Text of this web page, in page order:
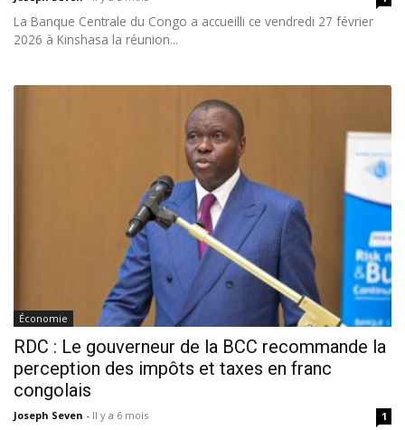
La Banque Centrale du Congo a accueilli ce vendredi 27 février
2026 à Kinshasa la réunion...
Économie
RDC : Le gouverneur de la BCC recommande la
perception des impôts et taxes en franc
congolais
Joseph Seven - Il y a 6 mois 1